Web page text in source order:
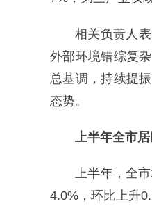
相关负责人
外部环境错综复
总基调，持续提
态势。
上半年全市居
上半年，全
4.0%，环比上升